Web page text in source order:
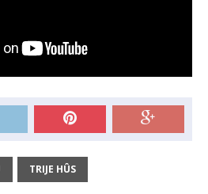
TRIJE HÛS